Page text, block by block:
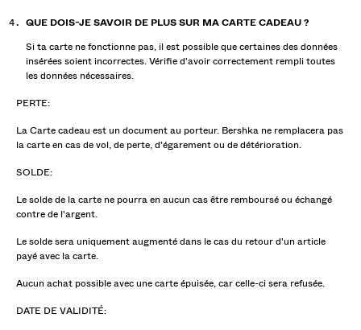
QUE DOIS-JE SAVOIR DE PLUS SUR MA CARTE CADEAU ?
Si ta carte ne fonctionne pas, il est possible que certaines des données
insérées soient incorrectes. Vérifie d'avoir correctement rempli toutes
les données nécessaires.
PERTE:
La Carte cadeau est un document au porteur. Bershka ne remplacera pas
la carte en cas de vol, de perte, d'égarement ou de détérioration.
SOLDE:
Le solde de la carte ne pourra en aucun cas être remboursé ou échangé
contre de l'argent.
Le solde sera uniquement augmenté dans le cas du retour d'un article
payé avec la carte.
Aucun achat possible avec une carte épuisée, car celle-ci sera refusée.
DATE DE VALIDITÉ: